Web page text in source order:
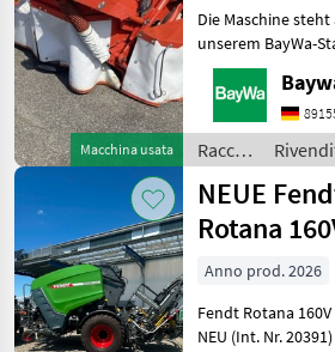
Marketplace
Offerte dei
rivenditori
Annunci
Macchina usata
Die Maschine steht
unserem BayWa-
in DE-88214
Ihnen Herr
Tel.: 0151 1610
Anfrage zur
Verfügung!Kuhn
Raccolta
mangimi
/ Kuhn
NEUE
Rotana
Combi
i
Anno prod. 2026
Fendt Rotana
NEU (Int. Nr. 20391) NEUE